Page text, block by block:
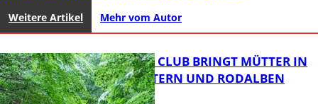
Weitere Artikel Mehr vom Autor
NEUER MOM CLUB BRINGT MÜTTER IN
KAISERSLAUTERN UND RODALBEN
ZUSAMMEN